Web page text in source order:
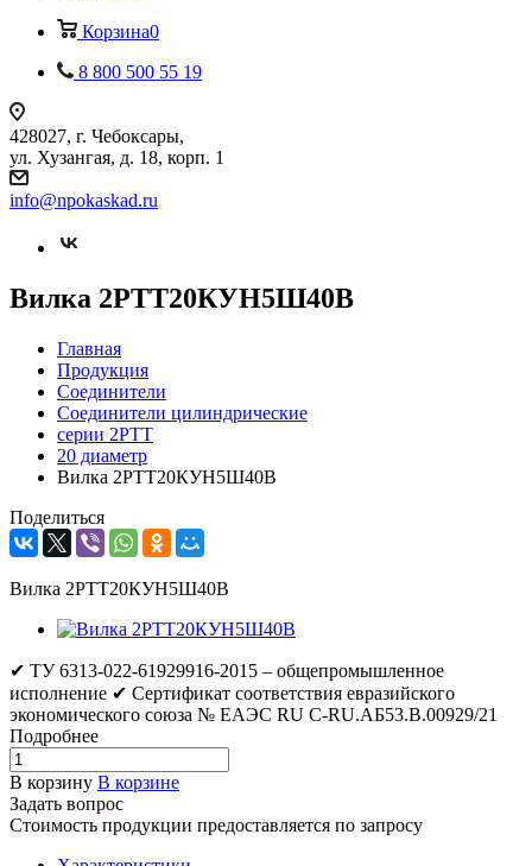
Корзина0
8 800 500 55 19
428027, г. Чебоксары,
ул. Хузангая, д. 18, корп. 1
info@npokaskad.ru
Вилка 2РТТ20КУН5Ш40В
Главная
Продукция
Соединители
Соединители цилиндрические
серии 2РТТ
20 диаметр
Вилка 2РТТ20КУН5Ш40В
Поделиться
Вилка 2РТТ20КУН5Ш40В
✔ ТУ 6313-022-61929916-2015 – общепромышленное
исполнение ✔ Сертификат соответствия евразийского
экономического союза № ЕАЭС RU C-RU.АБ53.В.00929/21
Подробнее
В корзину В корзине
Задать вопрос
Стоимость продукции предоставляется по запросу